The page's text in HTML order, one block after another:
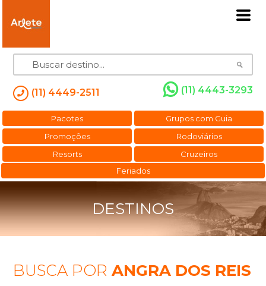
(11) 4449-2511 (11) 4443-3293
Pacotes
Grupos com Guia
Promoções
Rodoviários
Resorts
Cruzeiros
Feriados
DESTINOS
BUSCA PORANGRA DOS REIS